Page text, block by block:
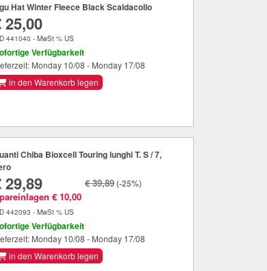
Hat Winter Fleece Black Scaldacollo
25,00
441040 - MwSt % US
Verfügbarkeit
Monday 10/08 - Monday 17/08
in den Warenkorb legen
Chiba Bioxcell Touring lunghi T. S / 7,
29,89
€ 10,00
€ 39,89(-25%)
442093 - MwSt % US
Verfügbarkeit
Monday 10/08 - Monday 17/08
in den Warenkorb legen